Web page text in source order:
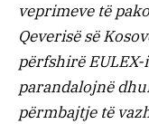
veprimeve të
Qeverisë së
përfshirë
parandalojnë
përmbajtje të